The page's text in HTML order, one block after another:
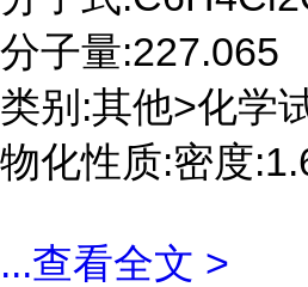
分子量:227.065
类别:其他>化学
物化性质:密度
...查看全文 >